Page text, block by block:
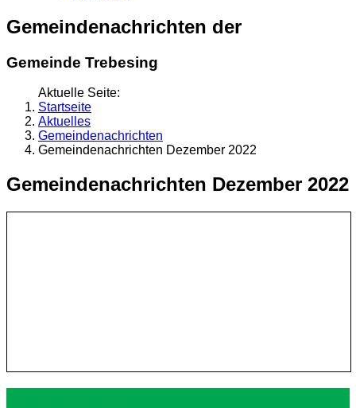
Gemeindenachrichten der
Gemeinde Trebesing
Aktuelle Seite:
Startseite
Aktuelles
Gemeindenachrichten
Gemeindenachrichten Dezember 2022
Gemeindenachrichten Dezember 2022